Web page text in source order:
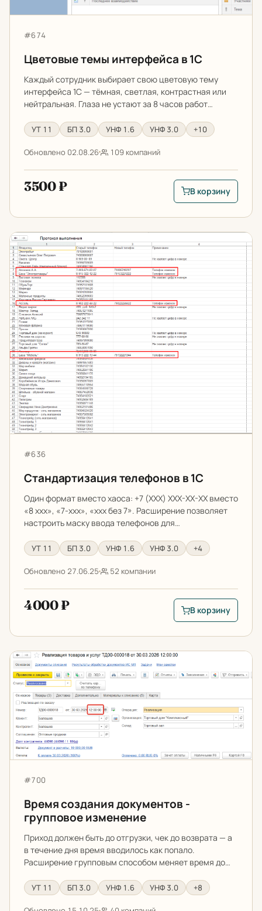
Артикул:
#674
Цветовые темы интерфейса в 1С
Каждый сотрудник выбирает свою цветовую тему
интерфейса 1С — тёмная, светлая, контрастная или
нейтральная. Глаза не устают за 8 часов работ…
УТ 11 БП 3.0 УНФ 1.6 УНФ 3.0 +10
Обновлено 02.08.26 109 компаний
3500 ₽
В корзину:
В корзину
Стандартизация телефонов в 1С
Артикул:
#636
Стандартизация телефонов в 1С
Один формат вместо хаоса: +7 (XXX) XXX-XX-XX вместо
«8 xxx», «7-xxx», «xxx без 7». Расширение позволяет
настроить маску ввода телефонов для…
УТ 11 БП 3.0 УНФ 1.6 УНФ 3.0 +4
Обновлено 27.06.25 52 компании
4000 ₽
В корзину:
В корзину
Время создания документов - групповое изменение
Артикул:
#700
Время создания документов -
групповое изменение
Приход должен быть до отгрузки, чек до возврата — а
в течение дня время вводилось как попало.
Расширение групповым способом меняет время до…
УТ 11 БП 3.0 УНФ 1.6 УНФ 3.0 +8